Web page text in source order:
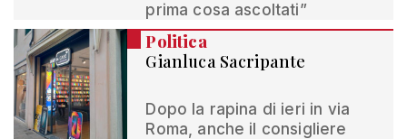
prima cosa ascoltati”
Politica
Gianluca Sacripante
Dopo la rapina di ieri in via
Roma, anche il consigliere